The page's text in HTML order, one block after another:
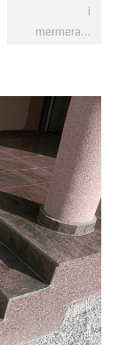
i
mermera…